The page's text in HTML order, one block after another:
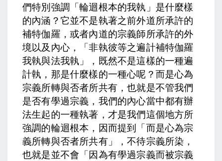
們特別強調「輪迴根本的我執」是什麼樣
的內涵？它並不是執著之前外道所承許的
補特伽羅，或者內道的宗義師所承許的外
境以及內心，「非執彼等之遍計補特伽羅
我執與法我執」，既然不是這樣的一種遍
計執，那是什麼樣的一種心呢？ 而是心為
宗義所轉與否者所共有，也就是不管我們
是否有學過宗義，我們的內心當中都有辦
法生起的一種執著，才是我們這個地方所
強調的輪迴根本，因而提到「而是心為宗
義所轉與否者所共有」，不待宗義所染，
也就是並不會「因為有學過宗義而被宗義